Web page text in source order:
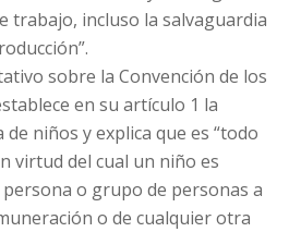
trabajo, incluso la salvaguardia
sobre la Convención de los
en su artículo 1 la
niños y explica que es “todo
virtud del cual un niño es
o grupo de personas a
o de cualquier otra